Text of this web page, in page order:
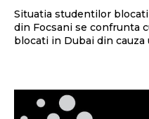
Situatia studentilor
din Focsani se confrunta
blocati in Dubai din cauza